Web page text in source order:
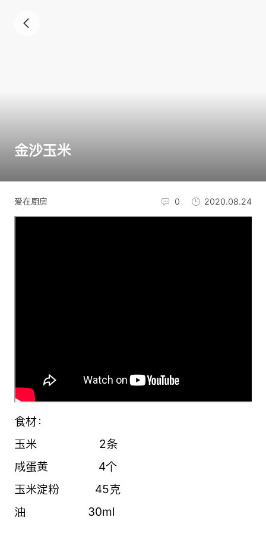
金沙玉米
爱在厨房 0 2020.08.24
食材：
玉米 2条
咸蛋黄 4个
玉米淀粉 45克
油 30ml